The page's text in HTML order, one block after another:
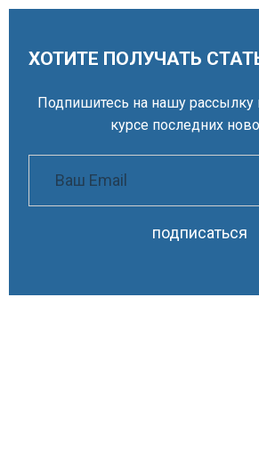
ХОТИТЕ ПОЛУЧАТЬ
Подпишитесь на нашу рассылку
курсе последних
подписаться